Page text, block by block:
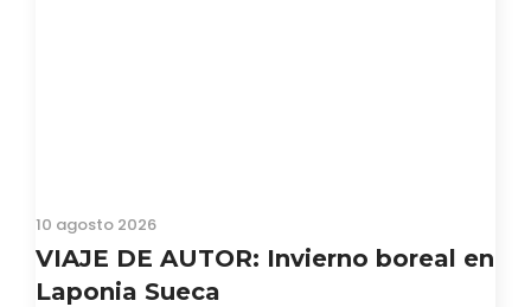
10 agosto 2026
VIAJE DE AUTOR: Invierno boreal en
Laponia Sueca